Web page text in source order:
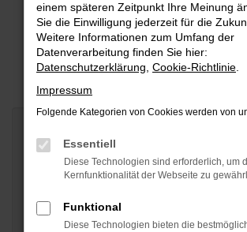
WIR KAUFEN IHR
INZAHLUNGNAHME LEICHT
Wie möchten Sie das Auto verkaufen? *
einem späteren Zeitpunkt Ihre Meinung
Sie die Einwilligung jederzeit für die
Weitere Informationen zum Umfang der
Datenverarbeitung finden Sie hier:
Datenschutzerklärung Cookie-Richtlinie
Impressum
Folgende Kategorien von Cookies werden von
Essentiell
Diese Technologien sind erforderlich, um
Kernfunktionalität der Webseite zu
Funktional
Diese Technologien bieten die